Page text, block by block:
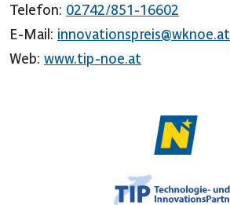
Telefon: 02742/851-16602
E-Mail: innovationspreis@wknoe.at
Web: www.tip-noe.at